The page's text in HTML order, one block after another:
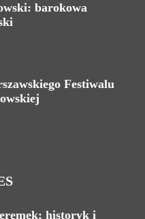
barokowa
Festiwalu
historyk i